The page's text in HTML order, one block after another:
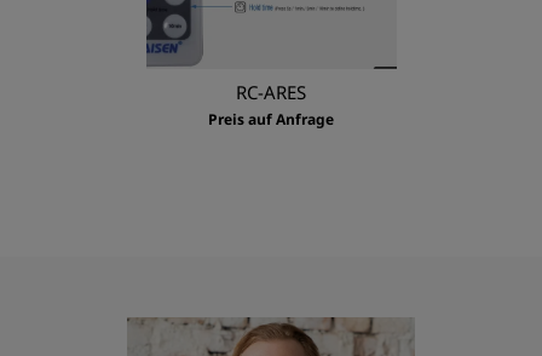
RC-ARES
Preis auf Anfrage